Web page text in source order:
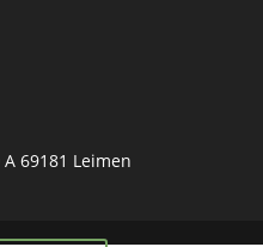
69181 Leimen